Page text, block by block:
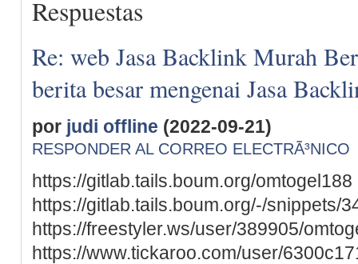
Respuestas
Re: web Jasa Backlink Murah
berita besar mengenai Jasa
por judi offline (2022-09-21)
RESPONDER AL CORREO ELECTRÃ³NICO
https://gitlab.tails.boum.org/omtogel188
https://gitlab.tails.boum.org/-/snippets/
https://freestyler.ws/user/389905/
https://www.tickaroo.com/user/